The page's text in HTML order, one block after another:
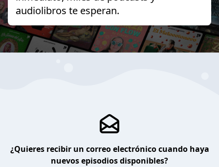
audiolibros te esperan.
¿Quieres recibir un correo electrónico cuando haya
nuevos episodios disponibles?